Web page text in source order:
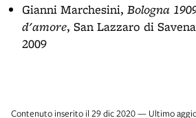
Gianni Marchesini, Bologna
d'amore, San Lazzaro di
2009
Contenuto inserito il 29 dic 2020 — Ultimo